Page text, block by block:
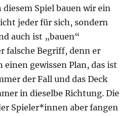
diesem Spiel bauen wir ein
jeder für sich, sondern
auch ist „bauen“
falsche Begriff, denn er
gewissen Plan, das ist
der Fall und das Deck
in dieselbe Richtung. Die
Spieler*innen aber fangen